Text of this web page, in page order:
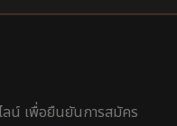
ลน์ เพื่อยืนยันการสมัคร